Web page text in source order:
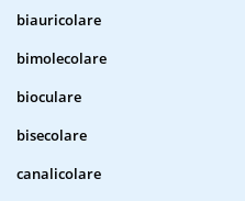
biauricolare
bimolecolare
bioculare
bisecolare
canalicolare